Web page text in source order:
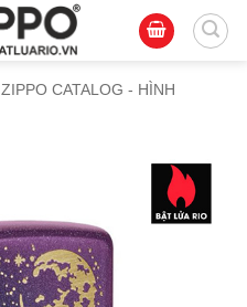
ZIPPO CATALOG - HÌNH